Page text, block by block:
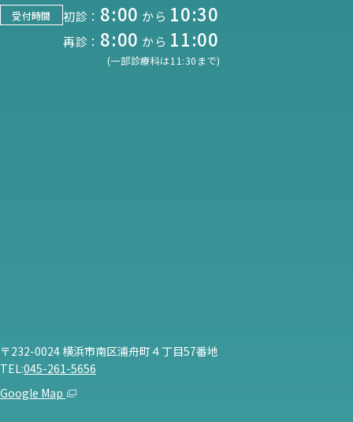
受付時間 初診： 8:00 から 10:30
再診： 8:00 から 11:00
(一部診療科は11:30まで)
〒232-0024 横浜市南区浦舟町４丁目57番地
TEL:045-261-5656
Google Map